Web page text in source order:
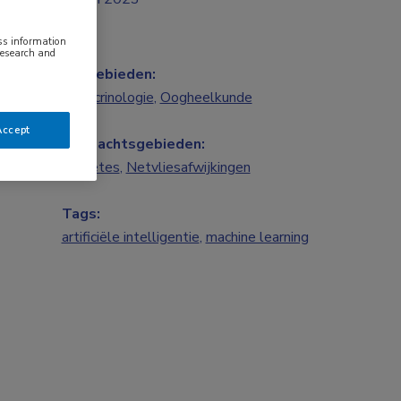
Vakgebieden:
Endocrinologie, Oogheelkunde
Aandachtsgebieden:
Diabetes, Netvliesafwijkingen
Tags:
artificiële intelligentie, machine learning
information
and